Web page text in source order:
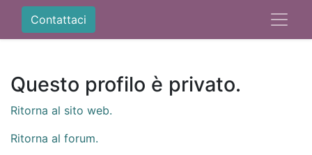
Contattaci
Questo profilo è privato.
Ritorna al sito web.
Ritorna al forum.